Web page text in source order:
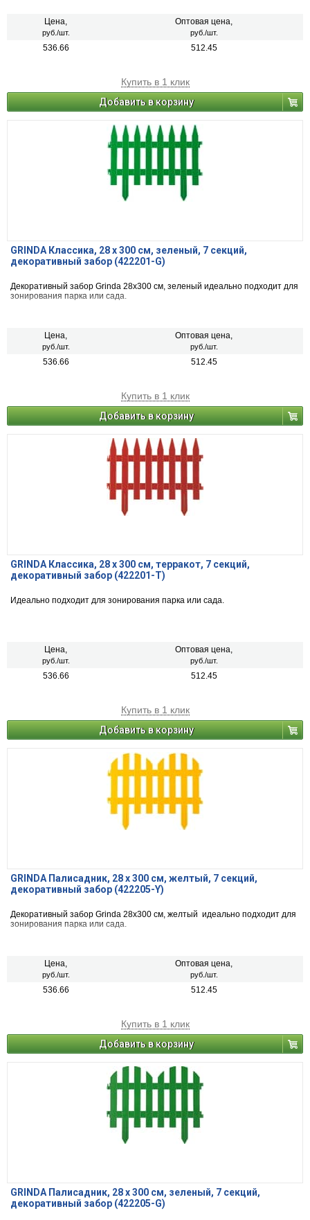
Цена,
руб./шт.
Оптовая цена,
руб./шт.
536.66 512.45
Купить в 1 клик
Добавить в корзину
GRINDA Классика, 28 х 300 см, зеленый, 7 секций,
декоративный забор (422201-G)
Декоративный забор Grinda 28x300 см, зеленый идеально подходит для
зонирования парка или сада.
Цена,
руб./шт.
Оптовая цена,
руб./шт.
536.66 512.45
Купить в 1 клик
Добавить в корзину
GRINDA Классика, 28 х 300 см, терракот, 7 секций,
декоративный забор (422201-T)
Идеально подходит для зонирования парка или сада.
Цена,
руб./шт.
Оптовая цена,
руб./шт.
536.66 512.45
Купить в 1 клик
Добавить в корзину
GRINDA Палисадник, 28 х 300 см, желтый, 7 секций,
декоративный забор (422205-Y)
Декоративный забор Grinda 28x300 см, желтый идеально подходит для
зонирования парка или сада.
Цена,
руб./шт.
Оптовая цена,
руб./шт.
536.66 512.45
Купить в 1 клик
Добавить в корзину
GRINDA Палисадник, 28 х 300 см, зеленый, 7 секций,
декоративный забор (422205-G)